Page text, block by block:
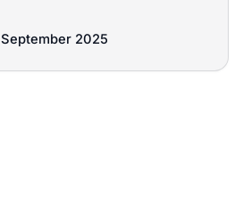
September 2025